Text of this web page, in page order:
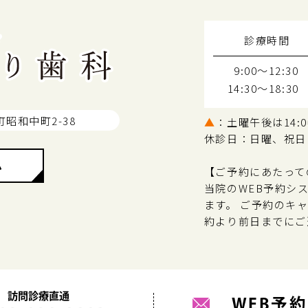
昭和中町2-38
診療時間
9:00～12:30
14:30～18:30
▲ ：土曜午後は
休診日：日曜、祝日
【ご予約にあたって
当院のWEB予約シ
ます。 ご予約のキ
約より前日までにご
訪問診療直通 WEB予約